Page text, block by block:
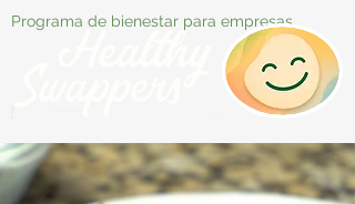
Programa de bienestar para empresas